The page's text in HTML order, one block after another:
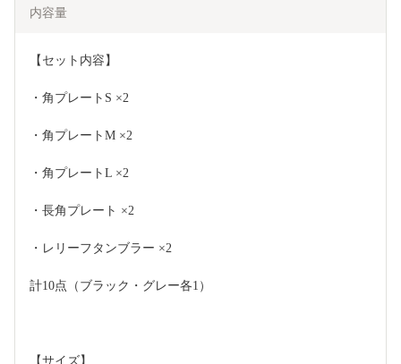
内容量
【セット内容】
・角プレートS ×2
・角プレートM ×2
・角プレートL ×2
・長角プレート ×2
・レリーフタンブラー ×2
計10点（ブラック・グレー各1）
【サイズ】